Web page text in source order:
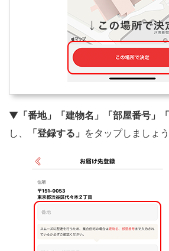
▼ 「番地」「建物名」「部屋番号」
し、
「登録する」 をタップしましょう